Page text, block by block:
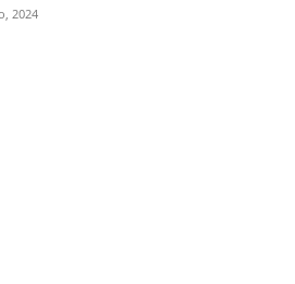
2024